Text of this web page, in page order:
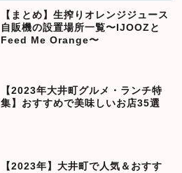
【まとめ】生搾りオレンジジュース
自販機の設置場所一覧〜IJOOZと
Feed Me Orange〜
【2023年大井町グルメ・ランチ特
集】おすすめで美味しいお店35選
【2023年】大井町で人気＆おすす